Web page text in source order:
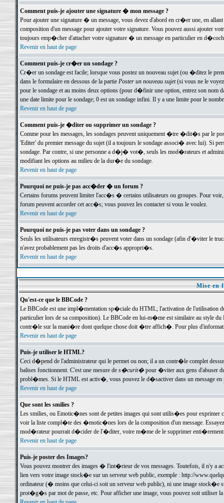
Comment puis-je ajouter une signature � mon message ?
Pour ajouter une signature � un message, vous devez d'abord en cr�er une, en
composition d'un message pour ajouter votre signature. Vous pouvez aussi ajouter
toujours emp�cher d'attacher votre signature � un message en particulier en
Revenir en haut de page
Comment puis-je cr�er un sondage ?
Cr�er un sondage est facile; lorsque vous postez un nouveau sujet (ou �ditez le
dans le formulaire en dessous de la partie Poster un nouveau sujet(si vous ne le voyez
pour le sondage et au moins deux options (pour d�finir une option, entrez son nom
une date limite pour le sondage; 0 est un sondage infini. Il y a une limite pour le
Revenir en haut de page
Comment puis-je �diter ou supprimer un sondage ?
Comme pour les messages, les sondages peuvent uniquement �tre �dit�s par le
'Editer' du premier message du sujet (il a toujours le sondage associ� avec lui). Si
sondage. Par contre, si une personne a d�j� vot�, seuls les mod�rateurs et
modifiant les options au milieu de la dur�e du sondage.
Revenir en haut de page
Pourquoi ne puis-je pas acc�der � un forum ?
Certains forums peuvent limiter l'acc�s � certains utilisateurs ou groupes. Pour
forum peuvent accorder cet acc�s; vous pouvez les contacter si vous le voulez.
Revenir en haut de page
Pourquoi ne puis-je pas voter dans un sondage ?
Seuls les utilisateurs enregistr�s peuvent voter dans un sondage (afin d'�viter le
n'avez probablement pas les droits d'acc�s appropri�s.
Revenir en haut de page
Mise en
Qu'est-ce que le BBCode ?
Le BBCode est une impl�mentation sp�ciale du HTML; l'activation de l'utilisation
particulier lors de sa composition). Le BBCode en lui-m�me est similaire au style
contr�le sur la mani�re dont quelque chose doit �tre affich�. Pour plus
Revenir en haut de page
Puis-je utiliser le HTML?
Ceci d�pend de l'administrateur qui le permet ou non; il a un contr�le complet
balises fonctionnent. C'est une mesure de s�curit�pour �viter aux gens d'abuser
probl�mes. Si le HTML est activ�, vous pouvez le d�sactiver dans un message en
Revenir en haut de page
Que sont les smilies ?
Les smilies, ou Emotic�nes sont de petites images qui sont utilis�es pour exprimer
voir la liste compl�te des �motic�nes lors de la composition d'un message.
mod�rateur pourrait d�cider de l'�diter, voire m�me de le supprimer
Revenir en haut de page
Puis-je poster des Images?
Vous pouvez montrer des images � l'int�rieur de vos messages. Toutefois, il n'y a
lien vers votre image stock�e sur un serveur web public, exemple : http://
ordinateur (� moins que celui-ci soit un serveur web public), ni une image stock�e
prot�g�s par mot de passe, etc. Pour afficher une image, vous pouvez soit